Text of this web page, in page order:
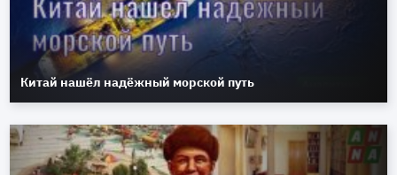
Китай нашёл надёжный морской путь